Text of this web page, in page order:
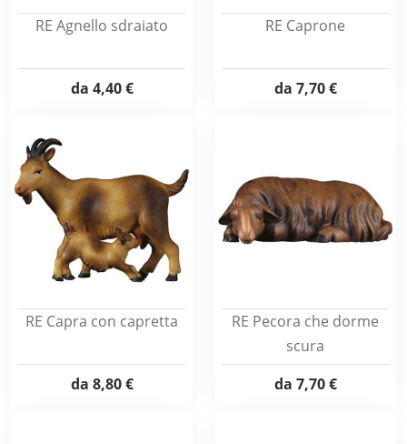
RE Agnello sdraiato
da 4,40 €
RE Caprone
da 7,70 €
RE Capra con capretta
da 8,80 €
RE Pecora che dorme
scura
da 7,70 €